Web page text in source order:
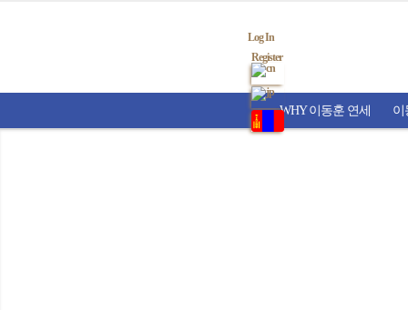
Log In
Register
WHY 이동훈 연세 이